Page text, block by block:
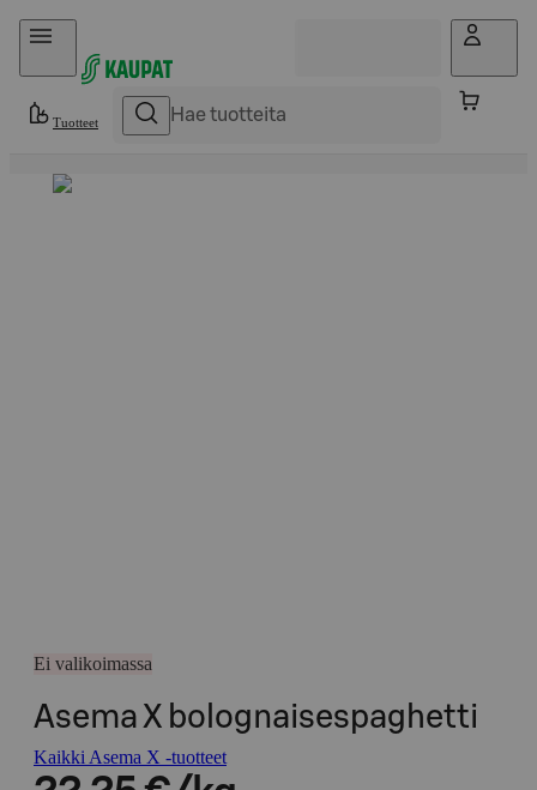
Hyppää sisältöön
Tuotteet
Ei valikoimassa
Asema X bolognaisespaghetti
Kaikki Asema X -tuotteet